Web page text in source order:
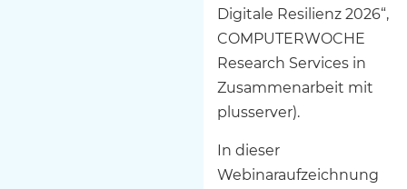
Digitale Resilienz 2026“,
COMPUTERWOCHE
Research Services in
Zusammenarbeit mit
plusserver).
In dieser
Webinaraufzeichnung